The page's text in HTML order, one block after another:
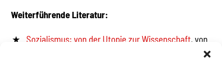
Weiterführende Literatur:
Sozialismus: von der Utopie zur Wissenschaft, von